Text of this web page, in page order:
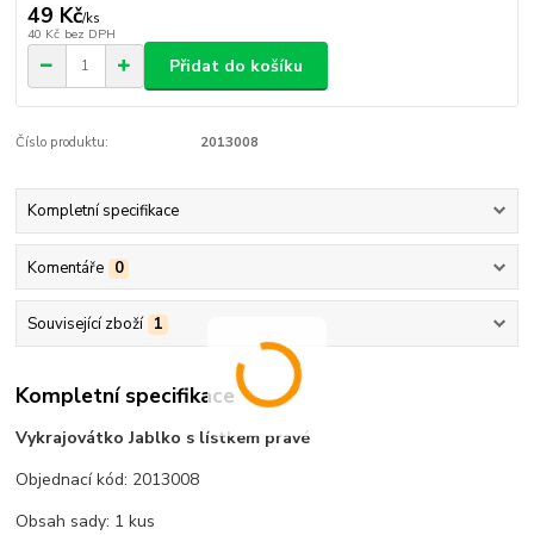
49 Kč/ks
40 Kč bez DPH
Přidat do košíku
Číslo produktu: 2013008
Kompletní specifikace
Komentáře 0
Související zboží 1
Kompletní specifikace
Vykrajovátko Jablko s lístkem pravé
Objednací kód: 2013008
Obsah sady: 1 kus